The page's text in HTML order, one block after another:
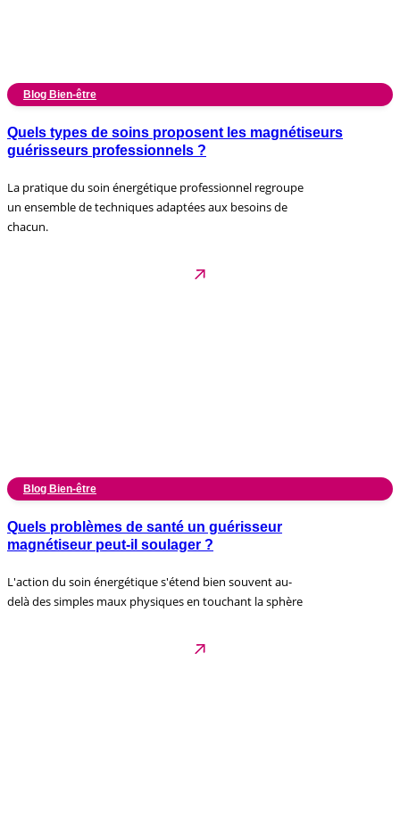
Blog Bien-être
Quels types de soins proposent les magnétiseurs
guérisseurs professionnels ?
La pratique du soin énergétique professionnel regroupe
un ensemble de techniques adaptées aux besoins de
chacun.
Blog Bien-être
Quels problèmes de santé un guérisseur
magnétiseur peut-il soulager ?
L'action du soin énergétique s'étend bien souvent au-
delà des simples maux physiques en touchant la sphère